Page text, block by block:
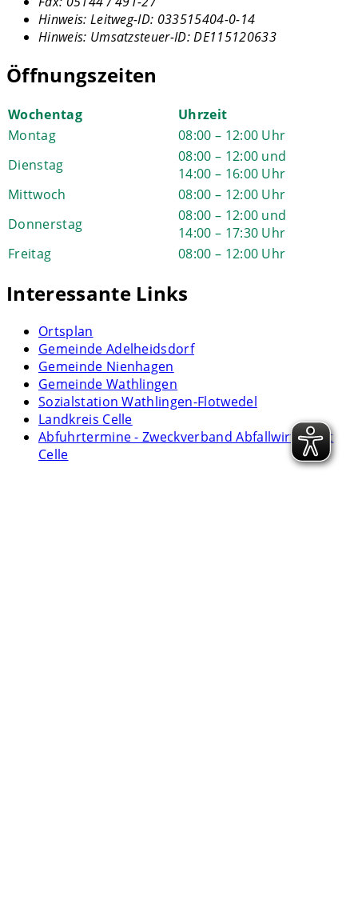
Hinweis: Leitweg-ID: 033515404-0-14
Hinweis: Umsatzsteuer-ID: DE115120633
Öffnungszeiten
Wochentag
Uhrzeit
Montag
08:00 – 12:00 Uhr
Dienstag
08:00 – 12:00 und
14:00 – 16:00 Uhr
Mittwoch
08:00 – 12:00 Uhr
Donnerstag
08:00 – 12:00 und
14:00 – 17:30 Uhr
Freitag
08:00 – 12:00 Uhr
Interessante Links
Ortsplan
Gemeinde Adelheidsdorf
Gemeinde Nienhagen
Gemeinde Wathlingen
Sozialstation Wathlingen-Flotwedel
Landkreis Celle
Abfuhrtermine - Zweckverband Abfallwirtschaft
Celle